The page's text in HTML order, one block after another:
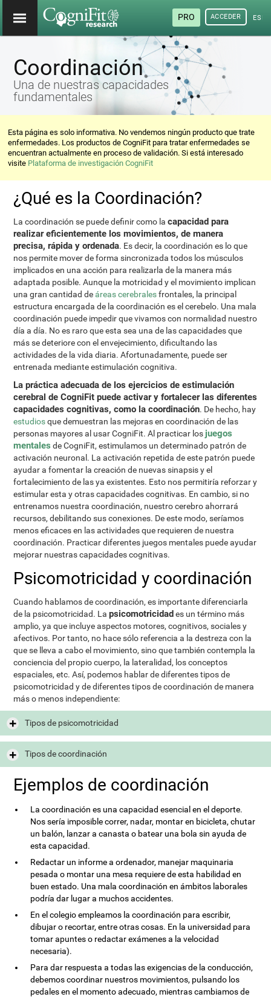
PRO ACCEDER
Coordinación
Una de nuestras capacidades
fundamentales
Esta página es solo informativa. No vendemos ningún producto que trate
enfermedades. Los productos de CogniFit para tratar enfermedades se
encuentran actualmente en proceso de validación. Si está interesado
visite Plataforma de investigación CogniFit
¿Qué es la Coordinación?
La coordinación se puede definir como lacapacidad para
realizar eficientemente los movimientos, de manera
precisa, rápida y ordenada. Es decir, la coordinación es lo que
nos permite mover de forma sincronizada todos los músculos
implicados en una acción para realizarla de la manera más
adaptada posible. Aunque la motricidad y el movimiento implican
una gran cantidad deáreas cerebralesfrontales, la principal
estructura encargada de la coordinación es el cerebelo. Una mala
coordinación puede impedir que vivamos con normalidad nuestro
día a día. No es raro que esta sea una de las capacidades que
más se deteriore con el envejecimiento, dificultando las
actividades de la vida diaria. Afortunadamente, puede ser
entrenada mediante estimulación cognitiva.
La práctica adecuada de los ejercicios de estimulación
cerebral de CogniFit puede activar y fortalecer las diferentes
capacidades cognitivas, como la coordinación. De hecho, hay
estudiosque demuestran las mejoras en coordinación de las
personas mayores al usar CogniFit. Al practicar los juegos
mentales de CogniFit, estimulamos un determinado patrón de
activación neuronal. La activación repetida de este patrón puede
ayudar a fomentar la creación de nuevas sinapsis y el
fortalecimiento de las ya existentes. Esto nos permitiría reforzar y
estimular esta y otras capacidades cognitivas. En cambio, si no
entrenamos nuestra coordinación, nuestro cerebro ahorrará
recursos, debilitando sus conexiones. De este modo, seríamos
menos eficaces en las actividades que requieren de nuestra
coordinación. Practicar diferentes juegos mentales puede ayudar
mejorar nuestras capacidades cognitivas.
Psicomotricidad y coordinación
Cuando hablamos de coordinación, es importante diferenciarla
de la psicomotricidad. Lapsicomotricidades un término más
amplio, ya que incluye aspectos motores, cognitivos, sociales y
afectivos. Por tanto, no hace sólo referencia a la destreza con la
que se lleva a cabo el movimiento, sino que también contempla la
conciencia del propio cuerpo, la lateralidad, los conceptos
espaciales, etc. Así, podemos hablar de diferentes tipos de
psicomotricidad y de diferentes tipos de coordinación de manera
más o menos independiente:
Tipos de psicomotricidad
Tipos de coordinación
Ejemplos de coordinación
La coordinación es una capacidad esencial en el deporte.
Nos sería imposible correr, nadar, montar en bicicleta, chutar
un balón, lanzar a canasta o batear una bola sin ayuda de
esta capacidad.
Redactar un informe a ordenador, manejar maquinaria
pesada o montar una mesa requiere de esta habilidad en
buen estado. Una mala coordinación en ámbitos laborales
podría dar lugar a muchos accidentes.
En el colegio empleamos la coordinación para escribir,
dibujar o recortar, entre otras cosas. En la universidad para
tomar apuntes o redactar exámenes a la velocidad
necesaria).
Para dar respuesta a todas las exigencias de la conducción,
debemos coordinar nuestros movimientos, pulsando los
pedales en el momento adecuado, mientras cambiamos de